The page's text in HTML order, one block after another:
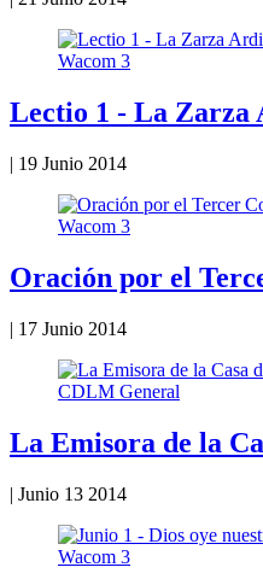
Wacom 3
Lectio 1 - La
| 19 Junio 2014
Wacom 3
Oración por el
| 17 Junio 2014
CDLM General
La Emisora de la
| Junio 13 2014
Wacom 3